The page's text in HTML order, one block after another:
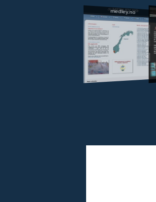
medley.no